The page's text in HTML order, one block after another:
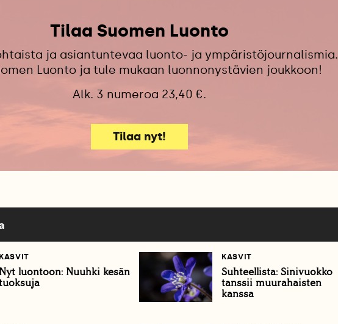
Tilaa Suomen Luonto
ja asiantuntevaa luonto- ja ympäristöjournalismia.
Luonto ja tule mukaan luonnonystävien joukkoon!
Alk. 3 numeroa 23,40 €.
Tilaa nyt!
KASVIT
Nyt luontoon: Nuuhki kesän
KASVIT
Suhteellista: Sinivuokko
tanssii muurahaisten
kanssa